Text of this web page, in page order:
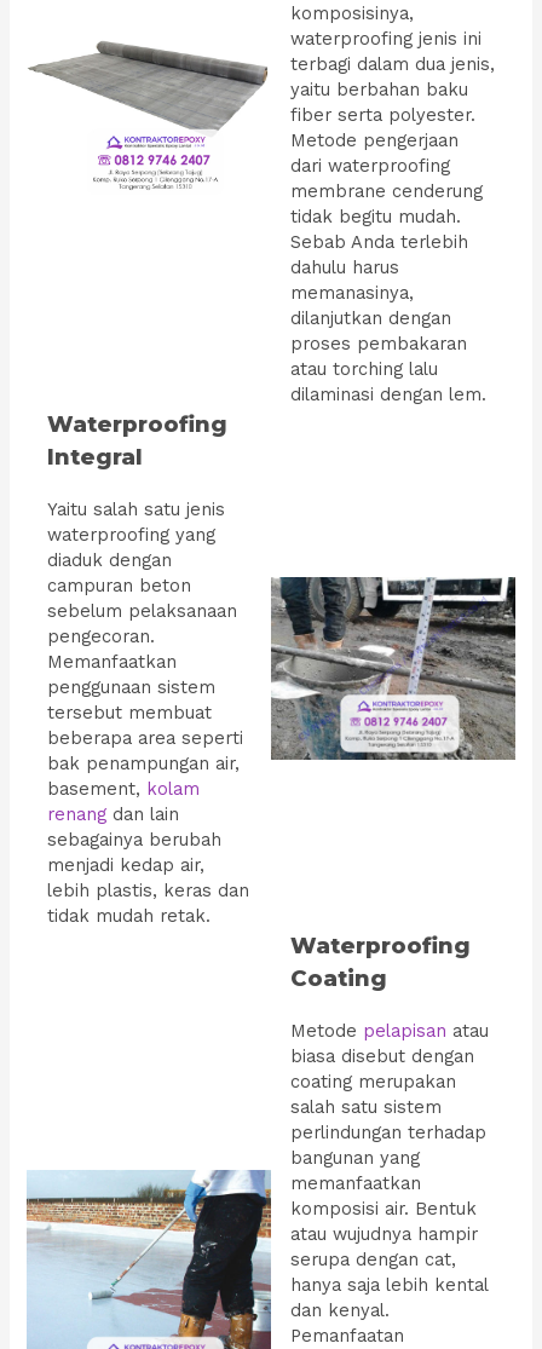
komposisinya,
waterproofing jenis ini
terbagi dalam dua jenis,
yaitu berbahan baku
fiber serta polyester.
Metode pengerjaan
dari waterproofing
membrane cenderung
tidak begitu mudah.
Sebab Anda terlebih
dahulu harus
memanasinya,
dilanjutkan dengan
proses pembakaran
atau torching lalu
dilaminasi dengan lem.
Waterproofing
Integral
Yaitu salah satu jenis
waterproofing yang
diaduk dengan
campuran beton
sebelum pelaksanaan
pengecoran.
Memanfaatkan
penggunaan sistem
tersebut membuat
beberapa area seperti
bak penampungan air,
basement, kolam
renangdan lain
sebagainya berubah
menjadi kedap air,
lebih plastis, keras dan
tidak mudah retak.
Waterproofing
Coating
Metode pelapisan atau
biasa disebut dengan
coating merupakan
salah satu sistem
perlindungan terhadap
bangunan yang
memanfaatkan
komposisi air. Bentuk
atau wujudnya hampir
serupa dengan cat,
hanya saja lebih kental
dan kenyal.
Pemanfaatan